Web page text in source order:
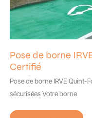
Pose de borne
Certifié
Pose de borne IRVE Quint-
sécurisées Votre borne